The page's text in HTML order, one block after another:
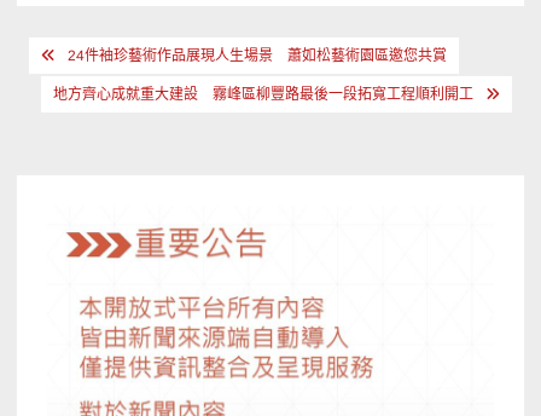
文 24件袖珍藝術作品展現人生場景 蕭如松藝術園區邀您共賞
地方齊心成就重大建設 霧峰區柳豐路最後一段拓寬工程順利開工